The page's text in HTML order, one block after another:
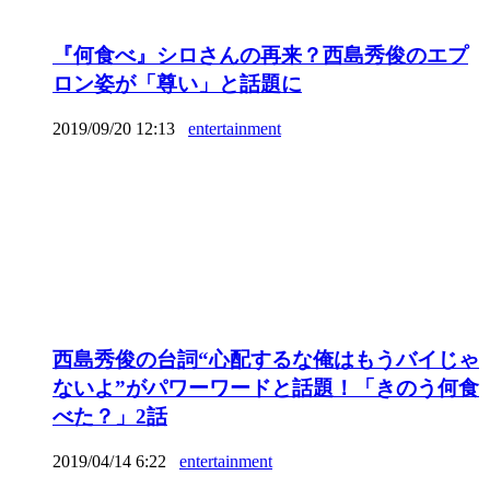
『何食べ』シロさんの再来？西島秀俊のエプ
ロン姿が「尊い」と話題に
2019/09/20 12:13 entertainment
西島秀俊の台詞“心配するな俺はもうバイじゃ
ないよ”がパワーワードと話題！「きのう何食
べた？」2話
2019/04/14 6:22 entertainment